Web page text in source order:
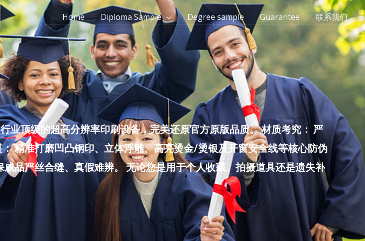
Home Diploma Sample Degree sample Guarantee 联系我们
业顶级的超高分辨率印刷设备，完美还原官方原版品质。 材质考究： 严
精准打磨凹凸钢印、立体浮雕、高亮烫金/烫银及开窗安全线等核心防伪
品严丝合缝、真假难辨。 无论您是用于个人收藏、拍摄道具还是遗失补